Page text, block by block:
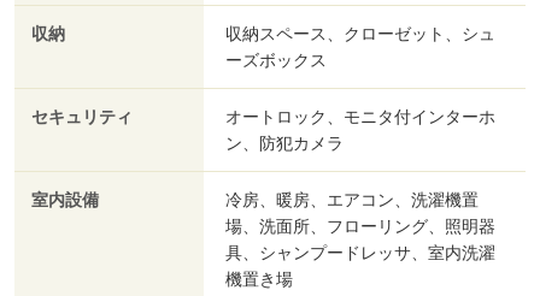
収納
収納スペース、クローゼット、シュ
ーズボックス
セキュリティ
オートロック、モニタ付インターホ
ン、防犯カメラ
室内設備
冷房、暖房、エアコン、洗濯機置
場、洗面所、フローリング、照明器
具、シャンプードレッサ、室内洗濯
機置き場